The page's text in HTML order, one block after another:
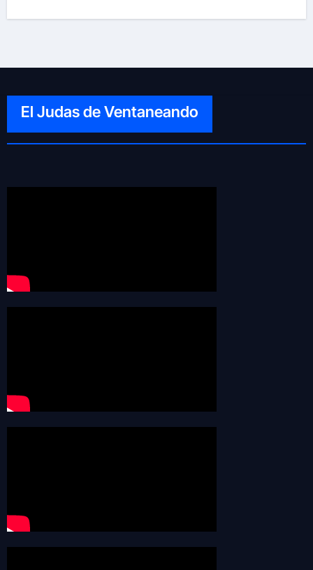
El Judas de Ventaneando